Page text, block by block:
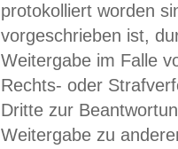
protokolliert worden
vorgeschrieben ist,
Weitergabe im Falle
Rechts- oder
Dritte zur
Weitergabe zu